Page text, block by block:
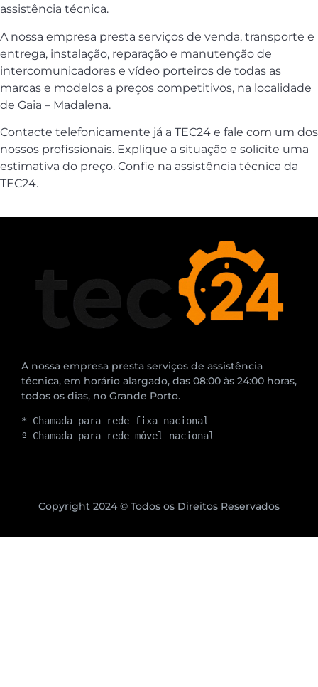
assistência técnica.
A nossa empresa presta serviços de venda, transporte e
entrega, instalação, reparação e manutenção de
intercomunicadores e vídeo porteiros de todas as
marcas e modelos a preços competitivos, na localidade
de Gaia – Madalena.
Contacte telefonicamente já a TEC24 e fale com um dos
nossos profissionais. Explique a situação e solicite uma
estimativa do preço. Confie na assistência técnica da
TEC24.
A nossa empresa presta serviços de assistência
técnica, em horário alargado, das 08:00 às 24:00 horas,
todos os dias, no Grande Porto.
* Chamada para rede fixa nacional
º Chamada para rede móvel nacional
Copyright 2024 © Todos os Direitos Reservados